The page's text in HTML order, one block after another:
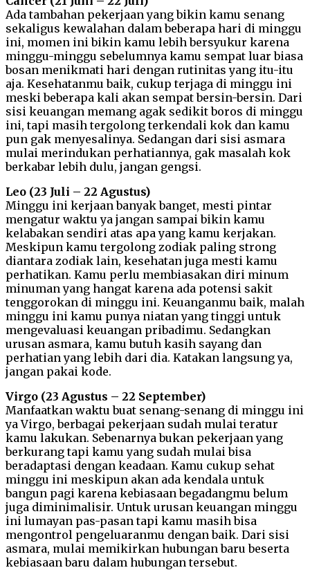
Ada tambahan pekerjaan yang bikin kamu senang
sekaligus kewalahan dalam beberapa hari di minggu
ini, momen ini bikin kamu lebih bersyukur karena
minggu-minggu sebelumnya kamu sempat luar biasa
bosan menikmati hari dengan rutinitas yang itu-itu
aja. Kesehatanmu baik, cukup terjaga di minggu ini
meski beberapa kali akan sempat bersin-bersin. Dari
sisi keuangan memang agak sedikit boros di minggu
ini, tapi masih tergolong terkendali kok dan kamu
pun gak menyesalinya. Sedangan dari sisi asmara
mulai merindukan perhatiannya, gak masalah kok
berkabar lebih dulu, jangan gengsi.
Leo (23 Juli – 22 Agustus)
Minggu ini kerjaan banyak banget, mesti pintar
mengatur waktu ya jangan sampai bikin kamu
kelabakan sendiri atas apa yang kamu kerjakan.
Meskipun kamu tergolong zodiak paling strong
diantara zodiak lain, kesehatan juga mesti kamu
perhatikan. Kamu perlu membiasakan diri minum
minuman yang hangat karena ada potensi sakit
tenggorokan di minggu ini. Keuanganmu baik, malah
minggu ini kamu punya niatan yang tinggi untuk
mengevaluasi keuangan pribadimu. Sedangkan
urusan asmara, kamu butuh kasih sayang dan
perhatian yang lebih dari dia. Katakan langsung ya,
jangan pakai kode.
Virgo (23 Agustus – 22 September)
Manfaatkan waktu buat senang-senang di minggu ini
ya Virgo, berbagai pekerjaan sudah mulai teratur
kamu lakukan. Sebenarnya bukan pekerjaan yang
berkurang tapi kamu yang sudah mulai bisa
beradaptasi dengan keadaan. Kamu cukup sehat
minggu ini meskipun akan ada kendala untuk
bangun pagi karena kebiasaan begadangmu belum
juga diminimalisir. Untuk urusan keuangan minggu
ini lumayan pas-pasan tapi kamu masih bisa
mengontrol pengeluaranmu dengan baik. Dari sisi
asmara, mulai memikirkan hubungan baru beserta
kebiasaan baru dalam hubungan tersebut.